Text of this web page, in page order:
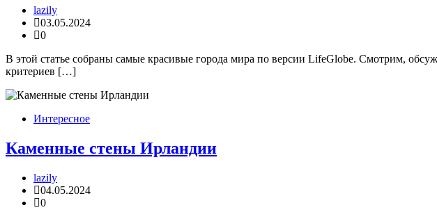
lazily
03.05.2024
0
В этой статье собраны самые красивые города мира по версии LifeGlobe. Смотрим,
критериев […]
Интересное
Каменные стены Ирландии
lazily
04.05.2024
0